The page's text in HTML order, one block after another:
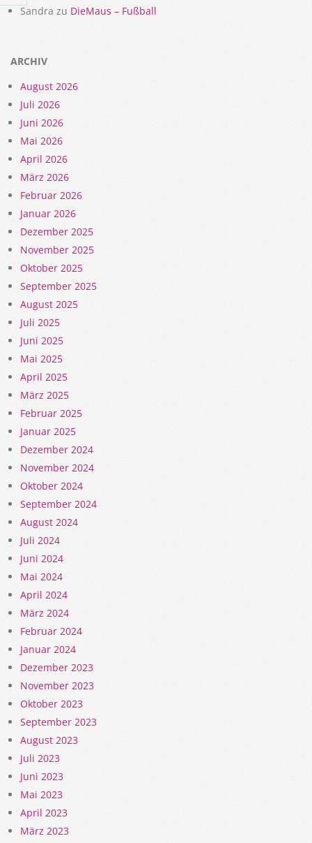
Sandra zu DieMaus – Fußball
ARCHIV
August 2026
Juli 2026
Juni 2026
Mai 2026
April 2026
März 2026
Februar 2026
Januar 2026
Dezember 2025
November 2025
Oktober 2025
September 2025
August 2025
Juli 2025
Juni 2025
Mai 2025
April 2025
März 2025
Februar 2025
Januar 2025
Dezember 2024
November 2024
Oktober 2024
September 2024
August 2024
Juli 2024
Juni 2024
Mai 2024
April 2024
März 2024
Februar 2024
Januar 2024
Dezember 2023
November 2023
Oktober 2023
September 2023
August 2023
Juli 2023
Juni 2023
Mai 2023
April 2023
März 2023